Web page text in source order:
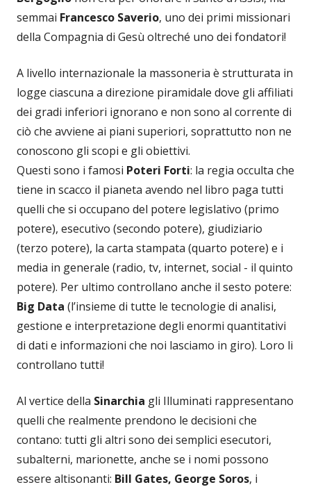
semmai Francesco Saverio, uno dei primi missionari
della Compagnia di Gesù oltreché uno dei fondatori!
A livello internazionale la massoneria è strutturata in
logge ciascuna a direzione piramidale dove gli affiliati
dei gradi inferiori ignorano e non sono al corrente di
ciò che avviene ai piani superiori, soprattutto non ne
conoscono gli scopi e gli obiettivi.
Questi sono i famosi Poteri Forti: la regia occulta che
tiene in scacco il pianeta avendo nel libro paga tutti
quelli che si occupano del potere legislativo (primo
potere), esecutivo (secondo potere), giudiziario
(terzo potere), la carta stampata (quarto potere) e i
media in generale (radio, tv, internet, social - il quinto
potere). Per ultimo controllano anche il sesto potere:
Big Data (l’insieme di tutte le tecnologie di analisi,
gestione e interpretazione degli enormi quantitativi
di dati e informazioni che noi lasciamo in giro). Loro li
controllano tutti!
Al vertice della Sinarchia gli Illuminati rappresentano
quelli che realmente prendono le decisioni che
contano: tutti gli altri sono dei semplici esecutori,
subalterni, marionette, anche se i nomi possono
essere altisonanti: Bill Gates, George Soros, i